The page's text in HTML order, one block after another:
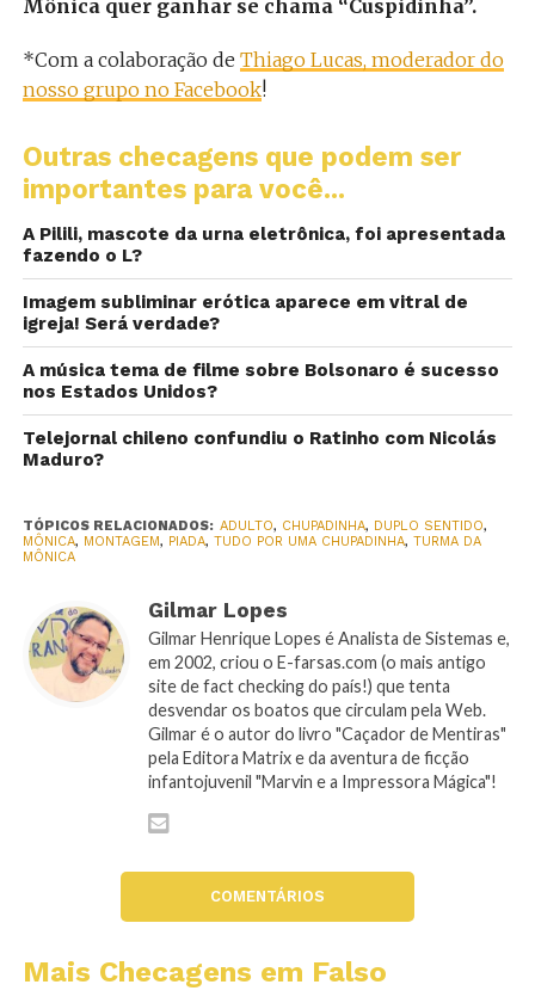
Mônica quer ganhar se chama “Cuspidinha”.
*Com a colaboração de Thiago Lucas, moderador do
nosso grupo no Facebook!
Outras checagens que podem ser
importantes para você...
A Pilili, mascote da urna eletrônica, foi apresentada
fazendo o L?
Imagem subliminar erótica aparece em vitral de
igreja! Será verdade?
A música tema de filme sobre Bolsonaro é sucesso
nos Estados Unidos?
Telejornal chileno confundiu o Ratinho com Nicolás
Maduro?
TÓPICOS RELACIONADOS: ADULTO, CHUPADINHA, DUPLO SENTIDO,
MÔNICA, MONTAGEM, PIADA, TUDO POR UMA CHUPADINHA, TURMA DA
MÔNICA
Gilmar Lopes
Gilmar Henrique Lopes é Analista de Sistemas e,
em 2002, criou o E-farsas.com (o mais antigo
site de fact checking do país!) que tenta
desvendar os boatos que circulam pela Web.
Gilmar é o autor do livro "Caçador de Mentiras"
pela Editora Matrix e da aventura de ficção
infantojuvenil "Marvin e a Impressora Mágica"!
COMENTÁRIOS
Mais Checagens em Falso